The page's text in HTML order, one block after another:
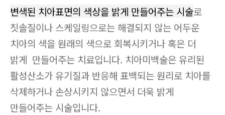
변색된 치아표면의 색상을 밝게 만들어주는 시술로
칫솔질이나 스케일링으로는 해결되지 않는 어두운
치아의 색을 원래의 색으로 회복시키거나 혹은 더
밝게  만들어주는 치료입니다. 치아미백술은 유리된
활성산소가 유기질과 반응해 표백되는 원리로 치아를
삭제하거나 손상시키지 않으면서 더욱 밝게
만들어주는 시술입니다.